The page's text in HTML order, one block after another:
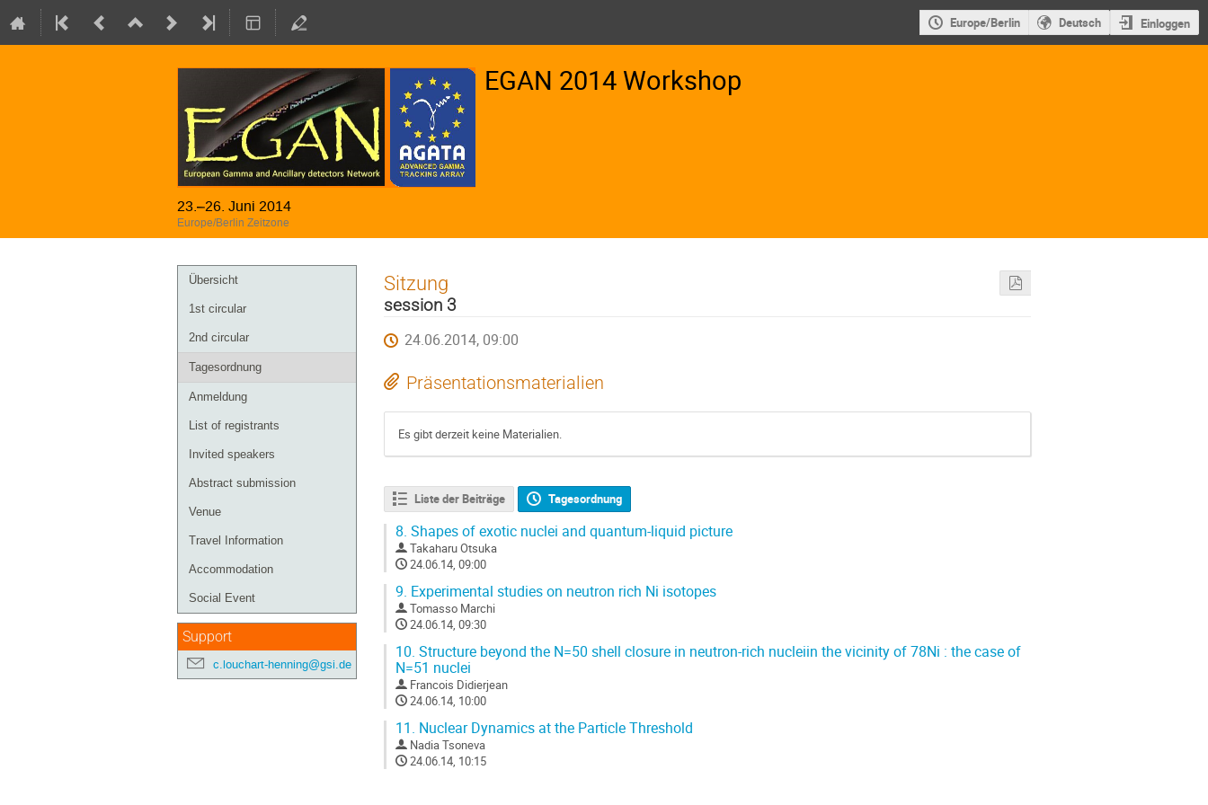
Europe/Berlin Deutsch Einloggen
EGAN 2014 Workshop
23.–26. Juni 2014
Europe/Berlin Zeitzone
Veranstaltungsmenü
Übersicht
1st circular
2nd circular
Tagesordnung
Anmeldung
List of registrants
Invited speakers
Abstract submission
Venue
Travel Information
Accommodation
Social Event
Support
c.louchart-henning@gsi.de
Sitzung
session 3
24.06.2014, 09:00
Präsentationsmaterialien
Es gibt derzeit keine Materialien.
Liste der Beiträge Tagesordnung
8. Shapes of exotic nuclei and quantum-liquid picture
Takaharu Otsuka
24.06.14, 09:00
9. Experimental studies on neutron rich Ni isotopes
Tomasso Marchi
24.06.14, 09:30
10. Structure beyond the N=50 shell closure in neutron-rich nucleiin the vicinity of 78Ni : the case of
N=51 nuclei
Francois Didierjean
24.06.14, 10:00
11. Nuclear Dynamics at the Particle Threshold
Nadia Tsoneva
24.06.14, 10:15